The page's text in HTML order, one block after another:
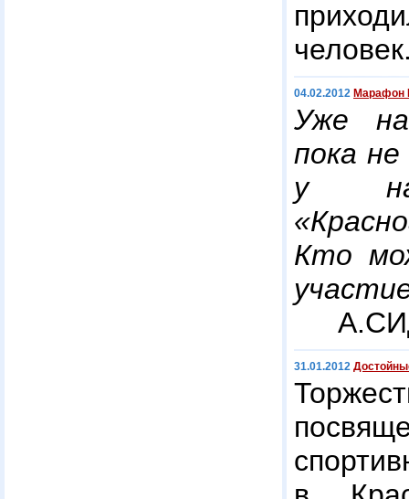
04.02.2012 Марафон
Уже
пока
у
Кто
31.01.2012